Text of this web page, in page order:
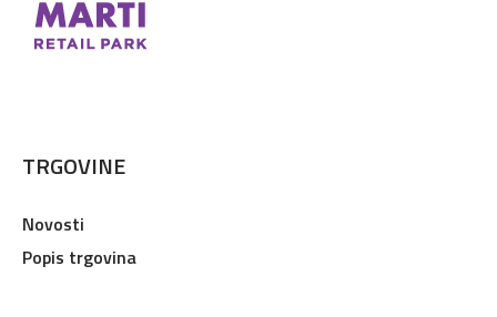
TRGOVINE
Novosti
Popis trgovina